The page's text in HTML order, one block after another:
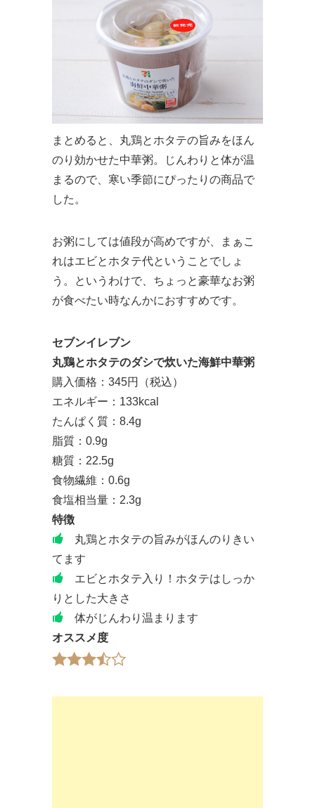
まとめると、丸鶏とホタテの旨みをほん
のり効かせた中華粥。じんわりと体が温
まるので、寒い季節にぴったりの商品で
した。
お粥にしては値段が高めですが、まぁこ
れはエビとホタテ代ということでしょ
う。というわけで、ちょっと豪華なお粥
が食べたい時なんかにおすすめです。
セブンイレブン
丸鶏とホタテのダシで炊いた海鮮中華粥
購入価格：345円（税込）
エネルギー：133kcal
たんぱく質：8.4g
脂質：0.9g
糖質：22.5g
食物繊維：0.6g
食塩相当量：2.3g
特徴
丸鶏とホタテの旨みがほんのりきい
てます
エビとホタテ入り！ホタテはしっか
りとした大きさ
体がじんわり温まります
オススメ度